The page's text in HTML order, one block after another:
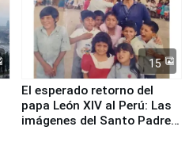
15
El esperado retorno del
papa León XIV al Perú: Las
imágenes del Santo Padre